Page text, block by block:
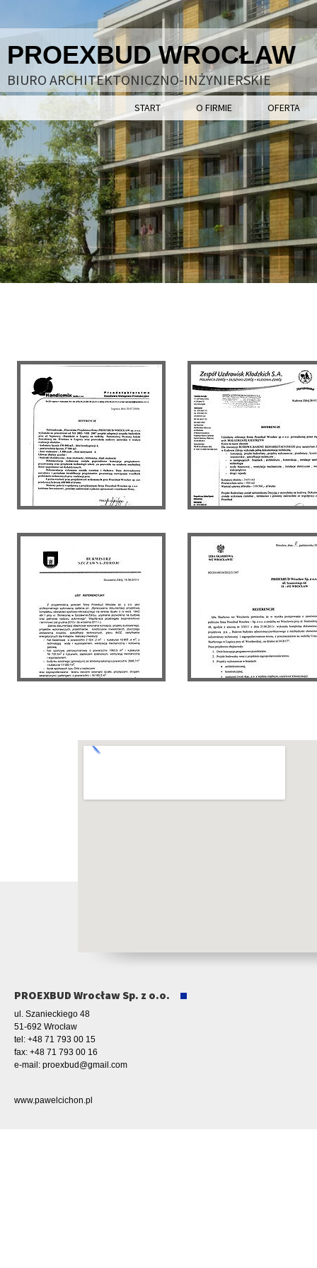
PROEXBUD WROCŁAW
BIURO ARCHITEKTONICZNO-INŻYNIERSKIE
START O FIRMIE OFERTA
PROEXBUD Wrocław Sp. z o.o.
ul. Szanieckiego 48
51-692 Wrocław
tel: +48 71 793 00 15
fax: +48 71 793 00 16
e-mail: proexbud@gmail.com
www.pawelcichon.pl